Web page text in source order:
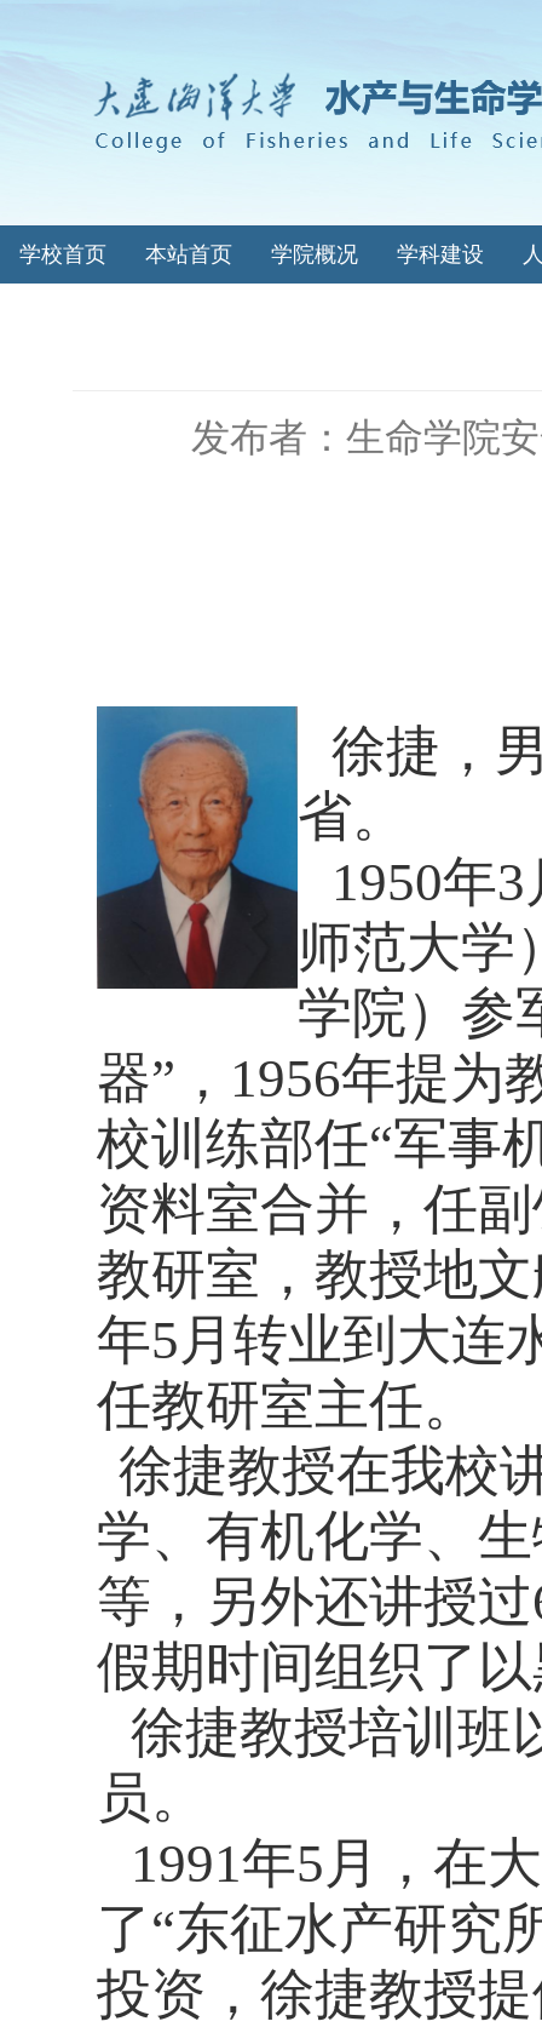
学校首页 本站首页 学院概况 学科建设
发布者：生命学院
徐捷，
省。
1950年3
师范大学
学院）参
器”， 1956年提为
校训练部任“军事
资料室合并，任
教研室，教授地
年5月转业到大连
任教研室主任。
徐捷教授在我校
学、有机化学、
等，另外还讲授过
假期时间组织了
徐捷教授培训班
员。
1991年5月，在
了“东征水产研究
投资，徐捷教授